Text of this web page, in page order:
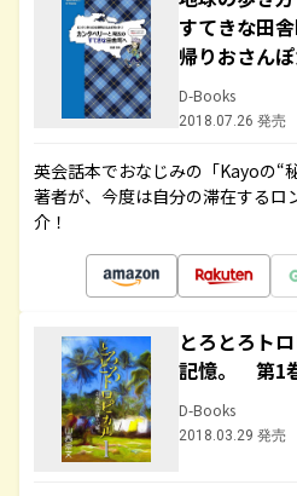
すてきな田
帰りおさん
D-Books
2018.07.26 発売
英会話本でおなじみの「Kayoの“
著者が、今度は自分の滞在するロ
介！
とろとろト
記憶。 第1
D-Books
2018.03.29 発売